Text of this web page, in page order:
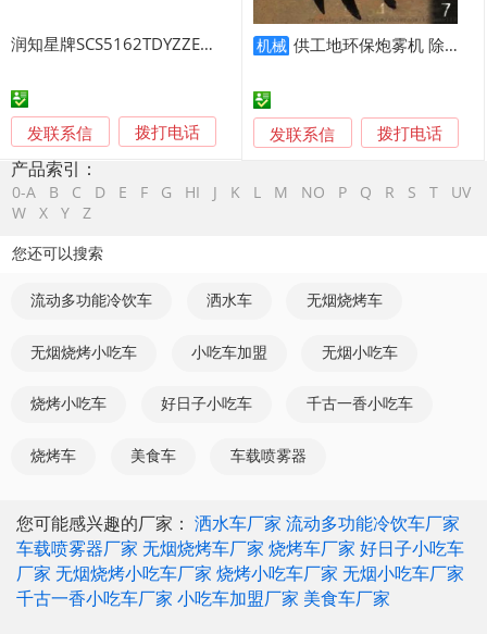
润知星牌SCS5162TDYZZE型多功能抑尘车
发联系信 拨打电话
机械 供工地环保炮雾机 除尘30米喷洒设备 高压多功能远射程抑尘车价格
发联系信 拨打电话
产品索引：
0-A B C D E F G HI J K L M NO P Q R S T
UV
W
X Y Z
您还可以搜索
流动多功能冷饮车 洒水车 无烟烧烤车
无烟烧烤小吃车 小吃车加盟 无烟小吃车
烧烤小吃车 好日子小吃车 千古一香小吃车
烧烤车 美食车 车载喷雾器
您可能感兴趣的厂家： 洒水车厂家 流动多功能冷饮车厂家
车载喷雾器厂家 无烟烧烤车厂家 烧烤车厂家 好日子小吃车
厂家 无烟烧烤小吃车厂家 烧烤小吃车厂家 无烟小吃车厂家
千古一香小吃车厂家 小吃车加盟厂家 美食车厂家